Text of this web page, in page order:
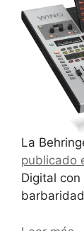
La
publicado
Digital